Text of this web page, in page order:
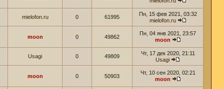
mielofon.ru 0 61995
Пн, 15 фев 2021, 03:32
mielofon.ru
moon 0 49862
Пн, 04 янв 2021, 23:57
moon
Usagi 0 49809
Чт, 17 дек 2020, 21:11
Usagi
moon 0 50903
Чт, 10 сен 2020, 02:21
moon